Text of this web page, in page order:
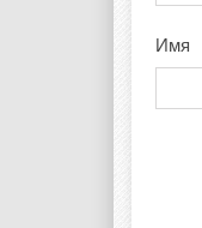
Имя